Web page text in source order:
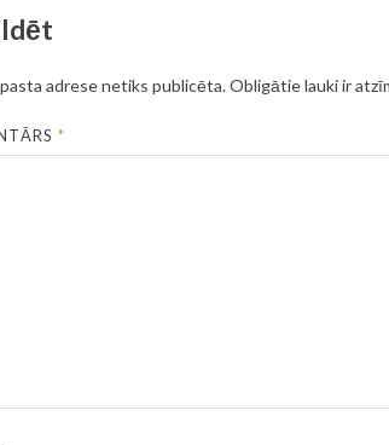
adrese netiks publicēta.Obligātie lauki ir
*